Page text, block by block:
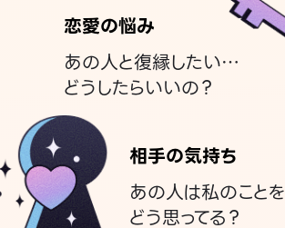
恋愛の悩み
あの人と復縁したい…
どうしたらいいの？
相手の気持ち
あの人は私のことを
どう思ってる？